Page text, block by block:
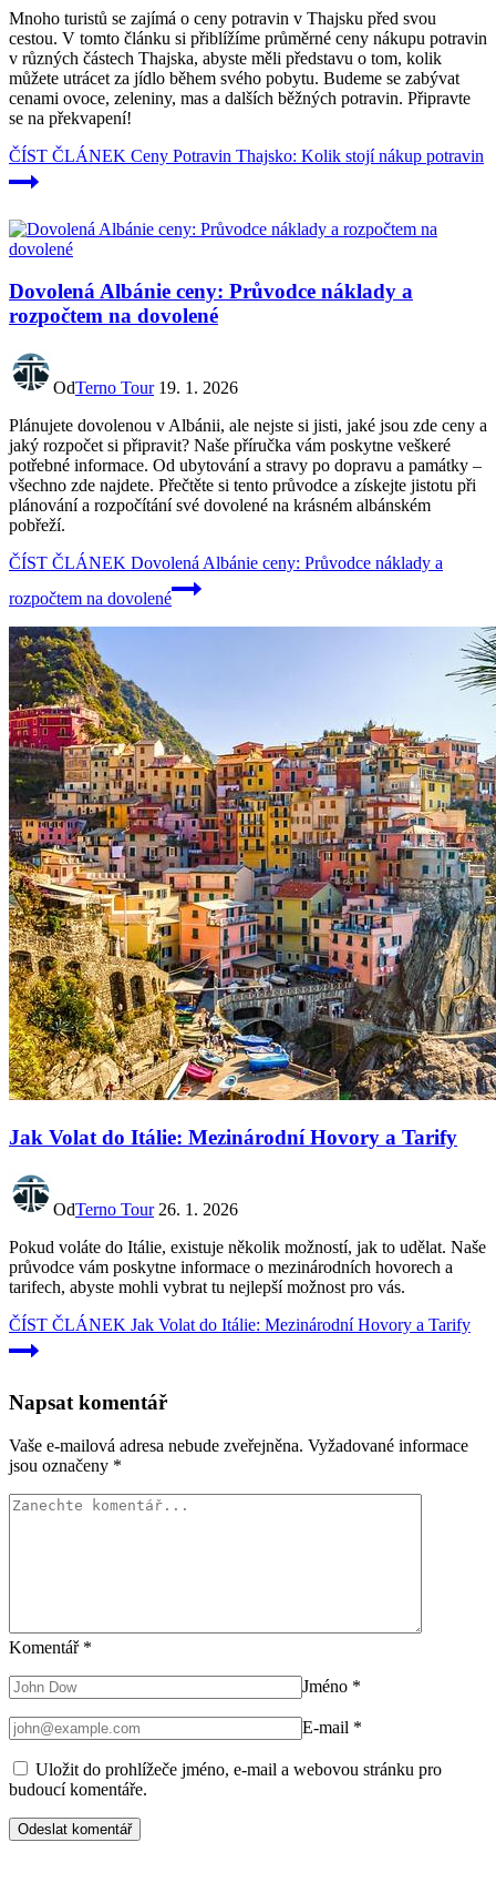
Mnoho turistů se zajímá o ceny potravin v Thajsku před svou
cestou. V tomto článku si přiblížíme průměrné ceny nákupu potravin
v různých částech Thajska, abyste měli představu o tom, kolik
můžete utrácet za jídlo během svého pobytu. Budeme se zabývat
cenami ovoce, zeleniny, mas a dalších běžných potravin. Připravte
se na překvapení!
ČÍST ČLÁNEK Ceny Potravin Thajsko: Kolik stojí nákup potravin
Dovolená Albánie ceny: Průvodce náklady a
rozpočtem na dovolené
OdTerno Tour 19. 1. 2026
Plánujete dovolenou v Albánii, ale nejste si jisti, jaké jsou zde ceny a
jaký rozpočet si připravit? Naše příručka vám poskytne veškeré
potřebné informace. Od ubytování a stravy po dopravu a památky –
všechno zde najdete. Přečtěte si tento průvodce a získejte jistotu při
plánování a rozpočítání své dovolené na krásném albánském
pobřeží.
ČÍST ČLÁNEK Dovolená Albánie ceny: Průvodce náklady a
rozpočtem na dovolené
Jak Volat do Itálie: Mezinárodní Hovory a Tarify
OdTerno Tour 26. 1. 2026
Pokud voláte do Itálie, existuje několik možností, jak to udělat. Naše
průvodce vám poskytne informace o mezinárodních hovorech a
tarifech, abyste mohli vybrat tu nejlepší možnost pro vás.
ČÍST ČLÁNEK Jak Volat do Itálie: Mezinárodní Hovory a Tarify
Napsat komentář
Vaše e-mailová adresa nebude zveřejněna. Vyžadované informace
jsou označeny *
Komentář *
Jméno *
E-mail *
Uložit do prohlížeče jméno, e-mail a webovou stránku pro
budoucí komentáře.